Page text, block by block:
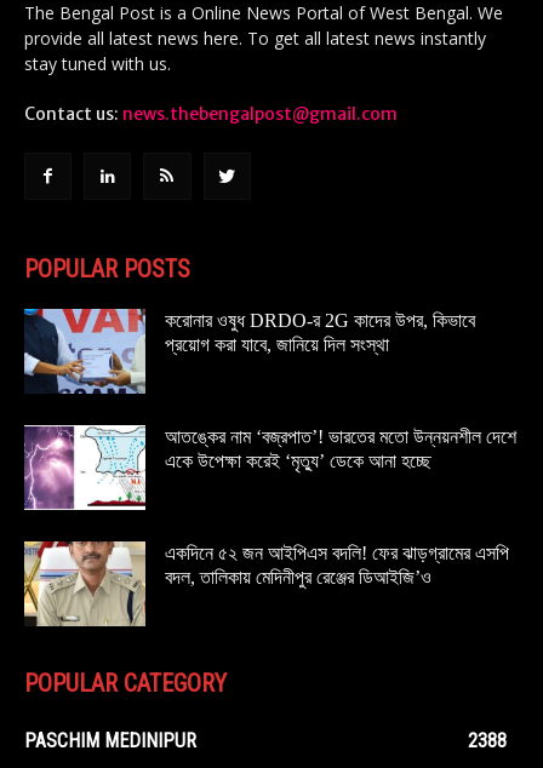
The Bengal Post is a Online News Portal of West Bengal. We
provide all latest news here. To get all latest news instantly
stay tuned with us.
Contact us: news.thebengalpost@gmail.com
POPULAR POSTS
করোনার ওষুধ DRDO-র 2G কাদের উপর, কিভাবে
প্রয়োগ করা যাবে, জানিয়ে দিল সংস্থা
আতঙ্কের নাম ‘বজ্রপাত’! ভারতের মতো উন্নয়নশীল দেশে
একে উপেক্ষা করেই ‘মৃত্যু’ ডেকে আনা হচ্ছে
একদিনে ৫২ জন আইপিএস বদলি! ফের ঝাড়গ্রামের এসপি
বদল, তালিকায় মেদিনীপুর রেঞ্জের ডিআইজি’ও
POPULAR CATEGORY
PASCHIM MEDINIPUR
2388